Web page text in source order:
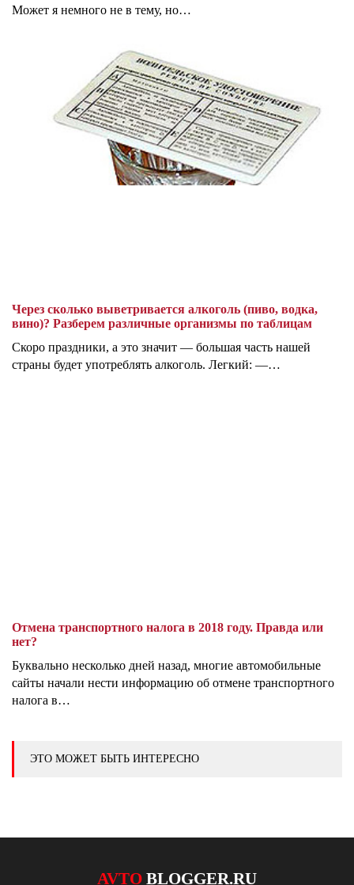
Может я немного не в тему, но…
Через сколько выветривается алкоголь (пиво, водка,
вино)? Разберем различные организмы по таблицам
Скоро праздники, а это значит — большая часть нашей
страны будет употреблять алкоголь. Легкий: —…
Отмена транспортного налога в 2018 году. Правда или
нет?
Буквально несколько дней назад, многие автомобильные
сайты начали нести информацию об отмене транспортного
налога в…
ЭТО МОЖЕТ БЫТЬ ИНТЕРЕСНО
AVTO BLOGGER.RU